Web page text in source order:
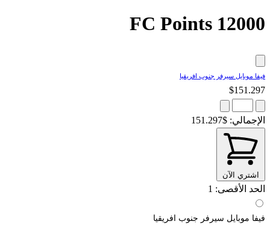
12000 FC Points
فيفا موبايل سيرفر جنوب افريقيا
$151.297
الإجمالي: $151.297
اشتري الآن
الحد الأقصى: 1
فيفا موبايل سيرفر جنوب افريقيا